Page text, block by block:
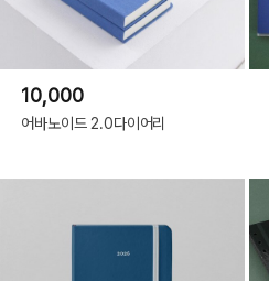
10,000
어바노이드 2.0다이어리